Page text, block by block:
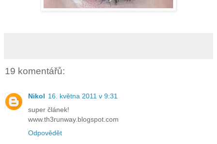
19 komentářů:
Nikol 16. května 2011 v 9:31
super článek!
www.th3runway.blogspot.com
Odpovědět